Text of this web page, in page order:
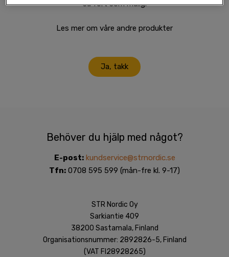
så fort som mulig.
Les mer om våre andre produkter
Ja, takk
Behöver du hjälp med något?
E-post: kundservice@strnordic.se
Tfn: 0708 595 599 (mån-fre kl. 9-17)
STR Nordic Oy
Sarkiantie 409
38200 Sastamala, Finland
Organisationsnummer: 2892826-5, Finland
(VAT FI28928265)